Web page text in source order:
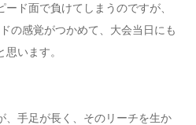
ド面で負けてしまうのですが、
の感覚がつかめて、大会当日にも
います。
、手足が長く、そのリーチを生か